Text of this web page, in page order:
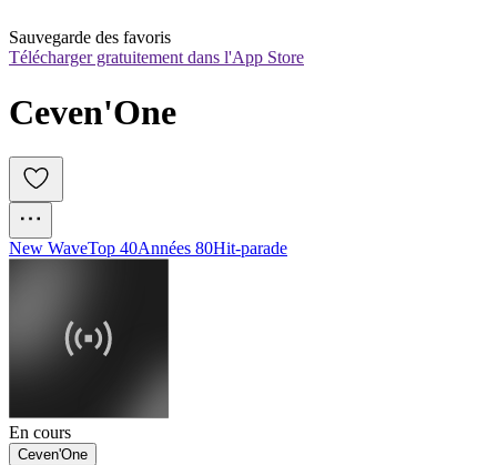
Sauvegarde des favoris
Télécharger gratuitement dans l'App Store
Ceven'One
New WaveTop 40Années 80Hit-parade
En cours
Ceven'One